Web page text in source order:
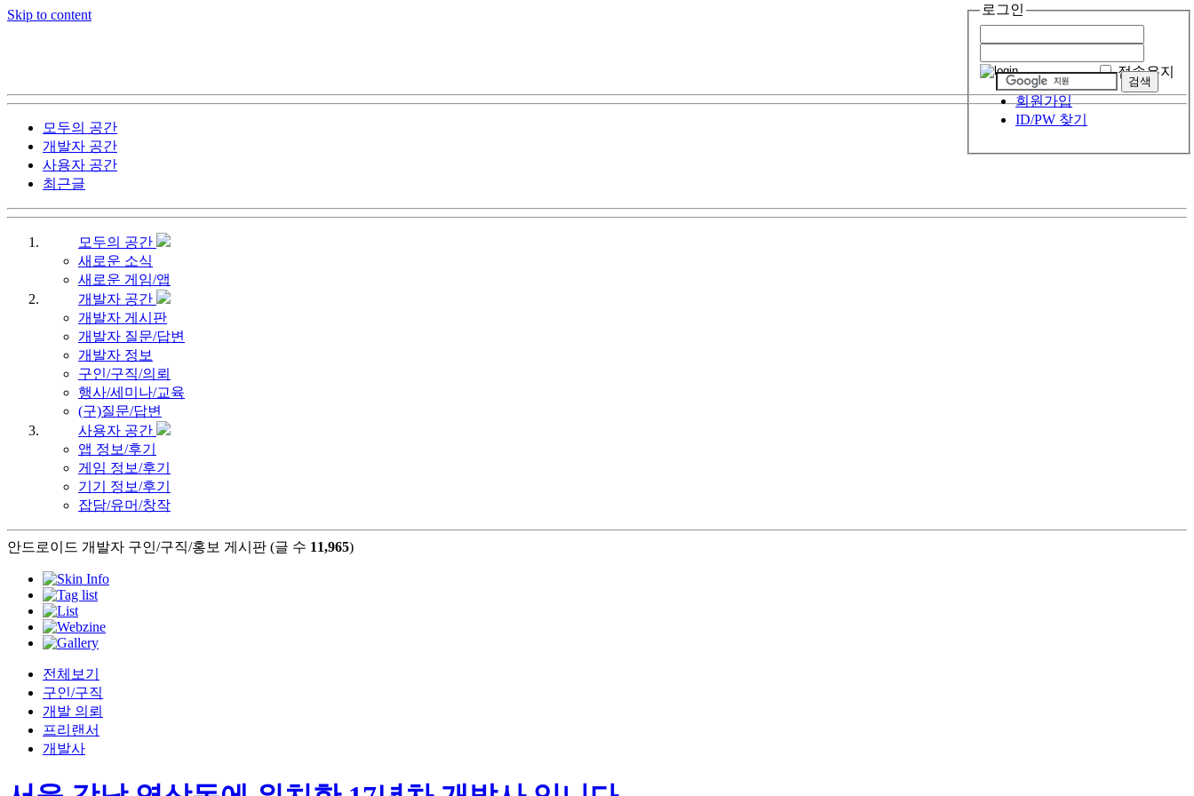
Skip to content
모두의 공간
개발자 공간
사용자 공간
최근글
로그인
접속유지
회원가입
ID/PW 찾기
모두의 공간
새로운 소식
새로운 게임/앱
개발자 공간
개발자 게시판
개발자 질문/답변
개발자 정보
구인/구직/의뢰
행사/세미나/교육
(구)질문/답변
사용자 공간
앱 정보/후기
게임 정보/후기
기기 정보/후기
잡담/유머/창작
안드로이드 개발자 구인/구직/홍보 게시판 (글 수 11,965)
전체보기
구인/구직
개발 의뢰
프리랜서
개발사